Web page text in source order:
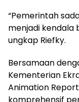
“Pemerintah
menjadi kendala
ungkap Riefky.
Bersamaan
Kementerian
Animation